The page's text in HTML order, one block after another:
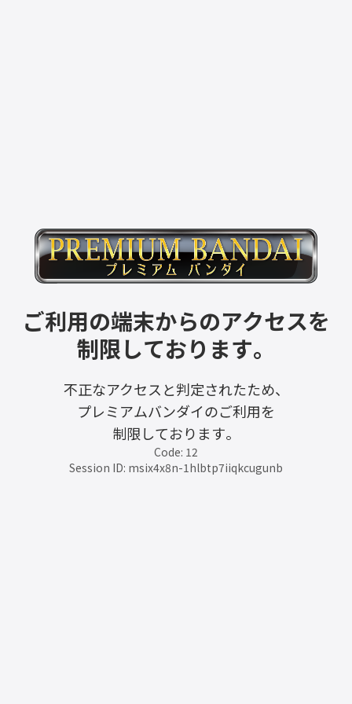
ご利用の端末からのアクセスを
制限しております。
不正なアクセスと判定されたため、
プレミアムバンダイのご利用を
制限しております。
Code: 12
Session ID: msix4x8n-1hlbtp7iiqkcugunb